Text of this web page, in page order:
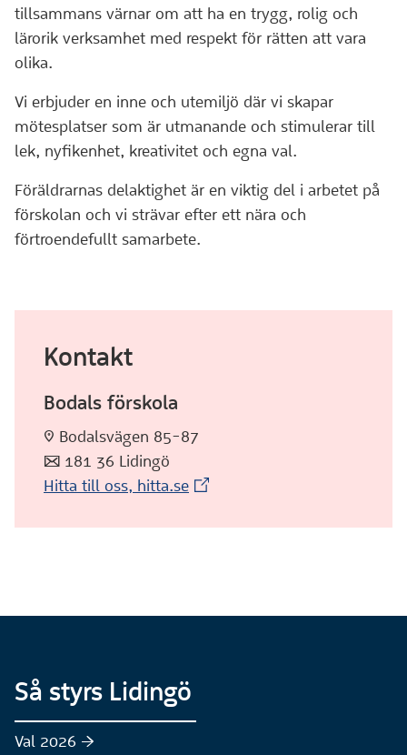
tillsammans värnar om att ha en trygg, rolig och
lärorik verksamhet med respekt för rätten att vara
olika.
Vi erbjuder en inne och utemiljö där vi skapar
mötesplatser som är utmanande och stimulerar till
lek, nyfikenhet, kreativitet och egna val.
Föräldrarnas delaktighet är en viktig del i arbetet på
förskolan och vi strävar efter ett nära och
förtroendefullt samarbete.
Kontakt
Bodals förskola
:pin: Bodalsvägen 85-87
:post: 181 36 Lidingö
Hitta till oss, hitta.se(Extern webbplats)
Så styrs Lidingö
Val 2026 :höger: